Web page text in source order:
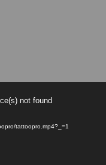
not found
tattoopro.mp4?_=1